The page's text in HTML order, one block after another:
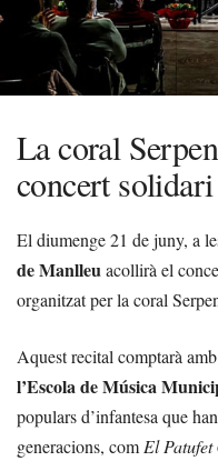
La coral
concert
El diumenge 21 de juny, a
de Manlleuacollirà el
organitzat per la coral
Aquest recital comptarà
l’Escola de Música
populars d’infantesa que
generacions, com El Patufet